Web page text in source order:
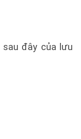
sau đây của lưu